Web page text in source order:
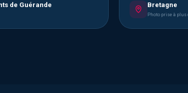
de Guérande Bretagne
Photo prise à plus